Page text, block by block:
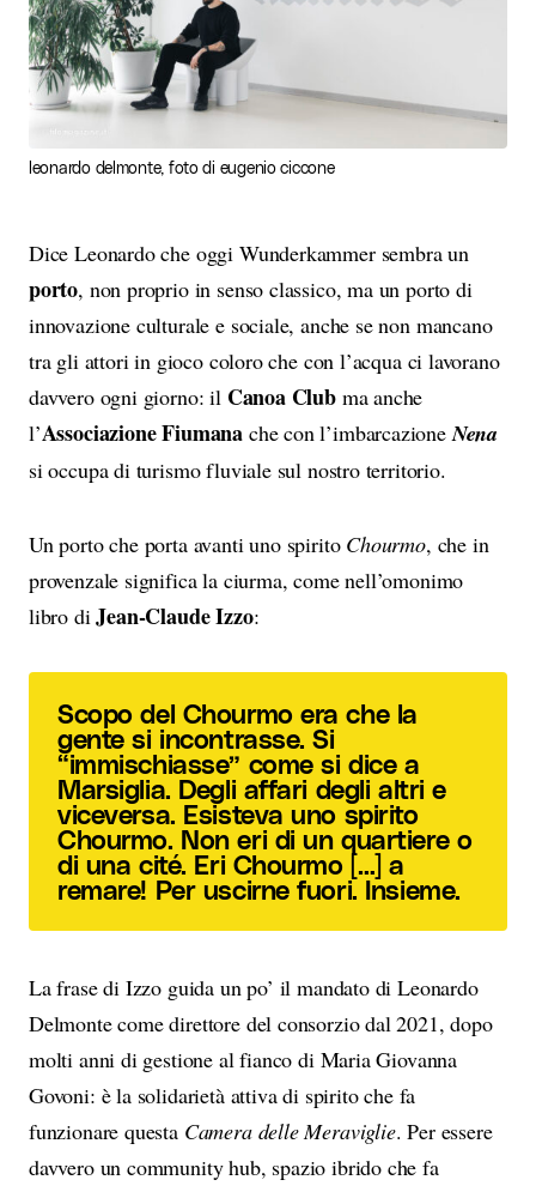
leonardo delmonte, foto di eugenio ciccone
Dice Leonardo che oggi Wunderkammer sembra un
porto, non proprio in senso classico, ma un porto di
innovazione culturale e sociale, anche se non mancano
tra gli attori in gioco coloro che con l’acqua ci lavorano
davvero ogni giorno: il Canoa Clubma anche
l’Associazione Fiumana che con l’imbarcazioneNena
si occupa di turismo fluviale sul nostro territorio.
Un porto che porta avanti uno spirito Chourmo, che in
provenzale significa la ciurma, come nell’omonimo
libro diJean-Claude Izzo:
Scopo del Chourmo era che la
gente si incontrasse. Si
“immischiasse” come si dice a
Marsiglia. Degli affari degli altri e
viceversa. Esisteva uno spirito
Chourmo. Non eri di un quartiere o
di una cité. Eri Chourmo […] a
remare! Per uscirne fuori. Insieme.
La frase di Izzo guida un po’ il mandato di Leonardo
Delmonte come direttore del consorzio dal 2021, dopo
molti anni di gestione al fianco di Maria Giovanna
Govoni: è la solidarietà attiva di spirito che fa
funzionare questa Camera delle Meraviglie. Per essere
davvero un community hub, spazio ibrido che fa